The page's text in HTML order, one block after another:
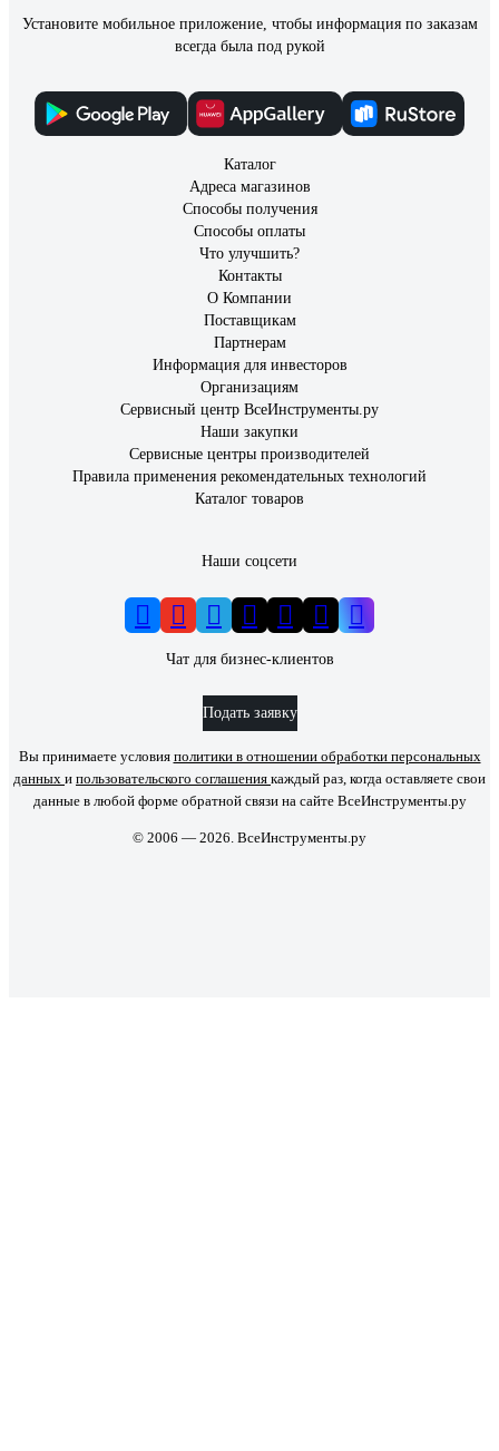
Установите мобильное приложение, чтобы информация по заказам
всегда была под рукой
Каталог
Адреса магазинов
Способы получения
Способы оплаты
Что улучшить?
Контакты
О Компании
Поставщикам
Партнерам
Информация для инвесторов
Организациям
Сервисный центр ВсеИнструменты.ру
Наши закупки
Сервисные центры производителей
Правила применения рекомендательных технологий
Каталог товаров
Наши соцсети
Чат для бизнес-клиентов
Подать заявку
Вы принимаете условия политики в отношении обработки персональных
данных и пользовательского соглашения каждый раз, когда оставляете свои
данные в любой форме обратной связи на сайте ВсеИнструменты.ру
© 2006 — 2026. ВсеИнструменты.ру